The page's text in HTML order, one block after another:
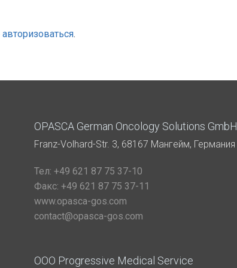
авторизоваться.
OPASCA German Oncology Solutions GmbH
Franz-Volhard-Str. 3, 68167 Мангейм, Германия
Тел: +49 621 87 75 37-10
Факс: +49 621 87 75 37-11
www.opasca-gos.com
contact@opasca-gos.com
ООО Progressive Medical Service